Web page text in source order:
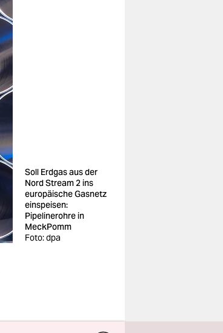
Soll Erdgas aus der
Nord Stream 2 ins
europäische Gasnetz
einspeisen:
Pipelinerohre in
MeckPomm
Foto: dpa